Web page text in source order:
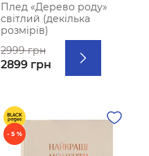
Плед «Дерево роду»
світлий (декілька
розмірів)
2999 грн
2899 грн
- 5 %